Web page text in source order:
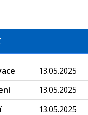
13.05.2025
13.05.2025
13.05.2025